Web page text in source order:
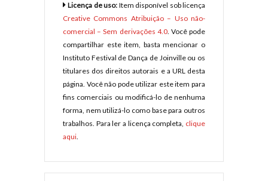
Licença de uso: Item disponível sob licença
Creative Commons Atribuição – Uso não-
comercial – Sem derivações 4.0. Você pode
compartilhar este item, basta mencionar o
Instituto Festival de Dança de Joinville ou os
titulares dos direitos autorais e a URL desta
página. Você não pode utilizar este item para
fins comerciais ou modificá-lo de nenhuma
forma, nem utilizá-lo como base para outros
trabalhos. Para ler a licença completa, clique
aqui.